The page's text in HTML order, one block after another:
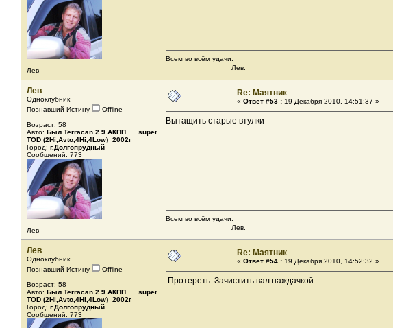
Лев
Всем во всём удачи.
Лев.
Лев
Одноклубник
Познавший Истину
Offline
Возраст: 58
Авто: Был Terracan 2.9 АКПП super
TOD (2Hi,Avto,4Hi,4Low) 2002г
Город: г.Долгопрудный
Сообщений: 773
Лев
Re: Маятник
« Ответ #53 : 19 Декабря 2010, 14:51:37 »
Вытащить старые втулки
Всем во всём удачи.
Лев.
Лев
Одноклубник
Познавший Истину
Offline
Возраст: 58
Авто: Был Terracan 2.9 АКПП super
TOD (2Hi,Avto,4Hi,4Low) 2002г
Город: г.Долгопрудный
Сообщений: 773
Re: Маятник
« Ответ #54 : 19 Декабря 2010, 14:52:32 »
Протереть. Зачистить вал наждачкой